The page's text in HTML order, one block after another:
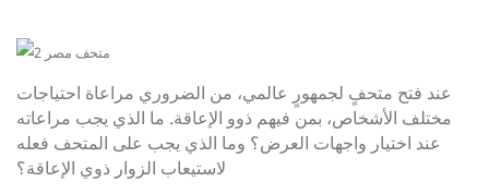
عند فتح متحفٍ لجمهورٍ عالمي، من الضروري مراعاة احتياجات
مختلف الأشخاص، بمن فيهم ذوو الإعاقة. ما الذي يجب مراعاته
عند اختيار واجهات العرض؟ وما الذي يجب على المتحف فعله
لاستيعاب الزوار ذوي الإعاقة؟